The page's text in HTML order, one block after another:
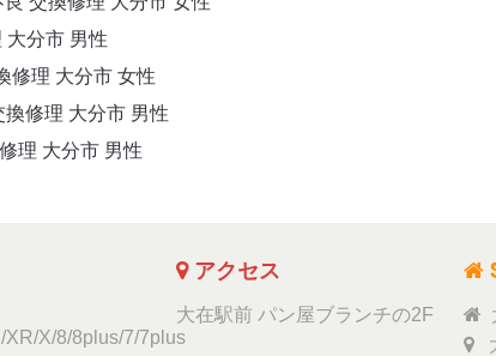
大分市 男性
修理 大分市 女性
修理 大分市 男性
理 大分市 男性
XR/X/8/8plus/7/7plus
アクセス
大在駅前 パン屋ブランチの2F